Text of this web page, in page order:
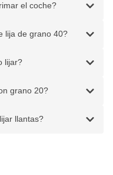
el coche?
lija de grano 40?
lijar?
grano 20?
llantas?